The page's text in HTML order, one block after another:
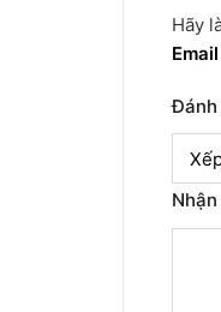
Hãy
Đánh